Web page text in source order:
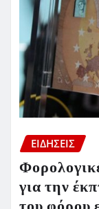
ΕΙΔΗΣΕΙΣ
για την